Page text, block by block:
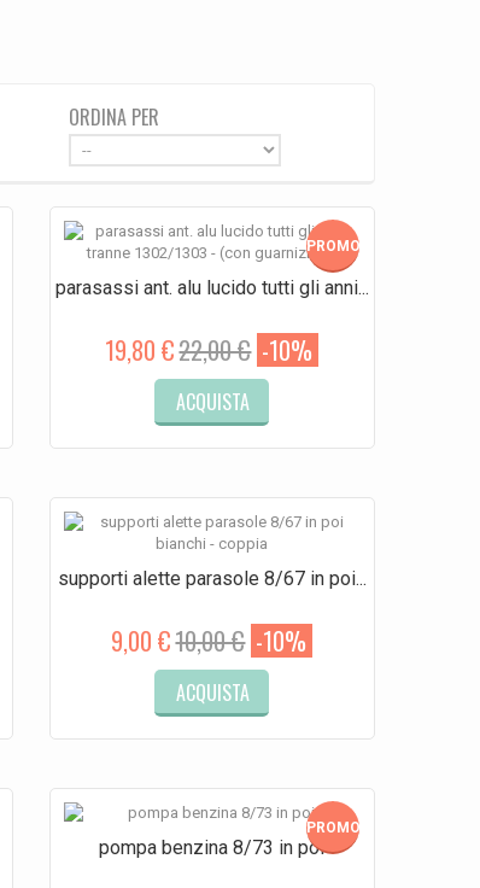
ORDINA PER
PROMO!
parasassi ant. alu lucido tutti gli anni...
19,80 €22,00 € -10%
ACQUISTA
supporti alette parasole 8/67 in poi...
9,00 €10,00 € -10%
ACQUISTA
PROMO!
pompa benzina 8/73 in poi